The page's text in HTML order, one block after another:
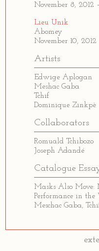
November 8, 2012
Lieu Unik
Abomey
November 10, 2012
Artists
Edwige Aplogan
Meshac Gaba
Tchif
Dominique Zinkpè
Collaborators
Romuald Tchibozo
Joseph Adandé
Catalogue
Masks Also Move:
Performance in
Meschac Gaba,